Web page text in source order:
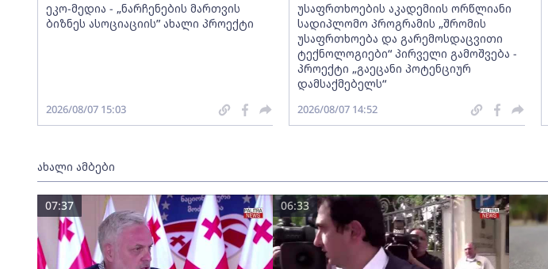
ეკო-მედია - „ნარჩენების მართვის
ბიზნეს ასოციაციის” ახალი პროექტი
2026/08/07 15:03
უსაფრთხოების აკადემიის ორწლიანი
სადიპლომო პროგრამის „შრომის
უსაფრთხოება და გარემოსდაცვითი
ტექნოლოგიები“ პირველი გამოშვება -
პროექტი „გაეცანი პოტენციურ
დამსაქმებელს“
2026/08/07 14:52
ახალი ამბები
07:37 06:33